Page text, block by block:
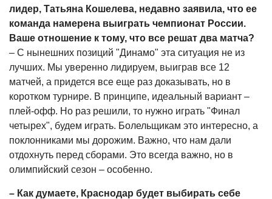
лидер, Татьяна Кошелева, недавно заявила, что ее
команда намерена выиграть чемпионат России.
Ваше отношение к тому, что все решат два матча?
– С нынешних позиций "Динамо" эта ситуация не из
лучших. Мы уверенно лидируем, выиграв все 12
матчей, а придется все еще раз доказывать, но в
коротком турнире. В принципе, идеальный вариант –
плей-офф. Но раз решили, то нужно играть "Финал
четырех", будем играть. Болельщикам это интересно, а
поклонниками мы дорожим. Важно, что нам дали
отдохнуть перед сборами. Это всегда важно, но в
олимпийский сезон – особенно.
– Как думаете, Краснодар будет выбирать себе